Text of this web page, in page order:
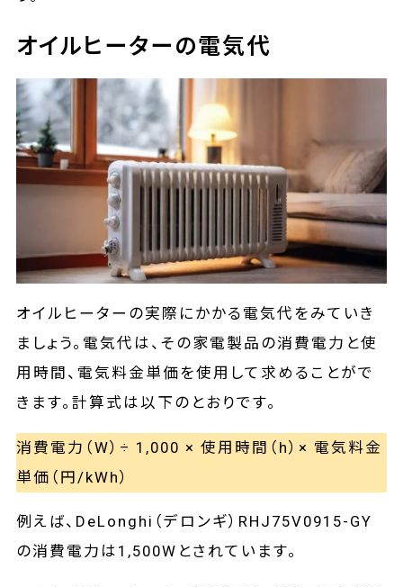
オイルヒーターの電気代
オイルヒーターの実際にかかる電気代をみていき
ましょう。電気代は、その家電製品の消費電力と使
用時間、電気料金単価を使用して求めることがで
きます。計算式は以下のとおりです。
消費電力（W）÷ 1,000 × 使用時間（h）× 電気料金
単価（円/kWh）
例えば、DeLonghi（デロンギ）RHJ75V0915-GY
の消費電力は1,500Wとされています。